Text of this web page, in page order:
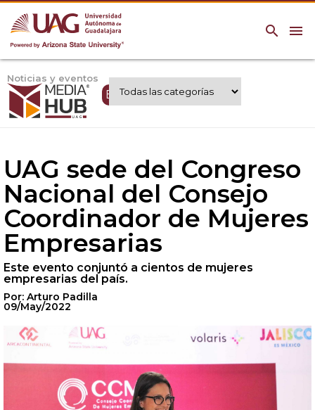
menu
search
Noticias y eventos
Expertos UAG
UAG sede del Congreso
Nacional del Consejo
Coordinador de Mujeres
Empresarias
Este evento conjuntó a cientos de mujeres
empresarias del país.
Por: Arturo Padilla
09/May/2022